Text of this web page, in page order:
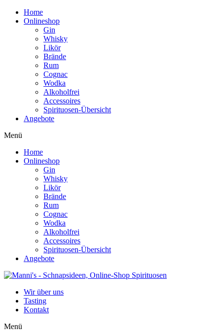
Home
Onlineshop
Gin
Whisky
Likör
Brände
Rum
Cognac
Wodka
Alkoholfrei
Accessoires
Spirituosen-Übersicht
Angebote
Menü
Home
Onlineshop
Gin
Whisky
Likör
Brände
Rum
Cognac
Wodka
Alkoholfrei
Accessoires
Spirituosen-Übersicht
Angebote
Wir über uns
Tasting
Kontakt
Menü